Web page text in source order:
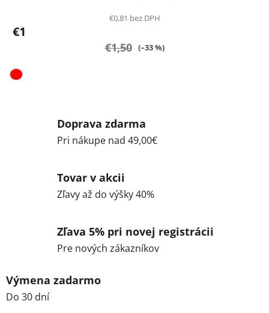
€0,81 bez DPH
€1
€1,50 (–33 %)
Doprava zdarma
Pri nákupe nad 49,00€
Tovar v akcii
Zľavy až do výšky 40%
Zľava 5% pri novej registrácii
Pre nových zákazníkov
Výmena zadarmo
Do 30 dní